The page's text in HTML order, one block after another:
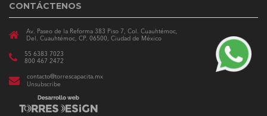
CONTÁCTENOS
Av. Paseo de la Reforma 383 Piso 7, Col. Cuauhtémoc,
Del. Cuauhtémoc, CP. 06500, Ciudad de México
55 6383 7023
800 467 2472
contacto@torrescapacita.mx